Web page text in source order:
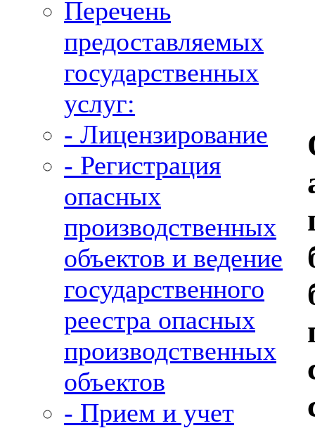
Перечень
предоставляемых
государственных
услуг:
- Лицензирование
- Регистрация
опасных
производственных
объектов и ведение
государственного
реестра опасных
производственных
объектов
- Прием и учет